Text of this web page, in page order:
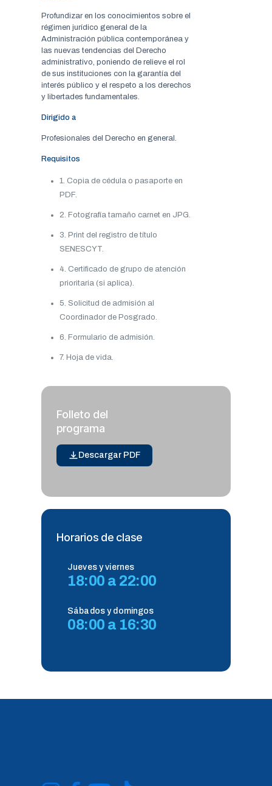
Profundizar en los conocimientos sobre el
régimen jurídico general de la
Administración pública contemporánea y
las nuevas tendencias del Derecho
administrativo, poniendo de relieve el rol
de sus instituciones con la garantía del
interés público y el respeto a los derechos
y libertades fundamentales.
Dirigido a
Profesionales del Derecho en general.
Requisitos
1. Copia de cédula o pasaporte en
PDF.
2. Fotografía tamaño carnet en JPG.
3. Print del registro de título
SENESCYT.
4. Certificado de grupo de atención
prioritaria (si aplica).
5. Solicitud de admisión al
Coordinador de Posgrado.
6. Formulario de admisión.
7. Hoja de vida.
Folleto del
programa
Descargar PDF
Horarios de clase
Jueves y viernes
18:00 a 22:00
Sábados y domingos
08:00 a 16:30